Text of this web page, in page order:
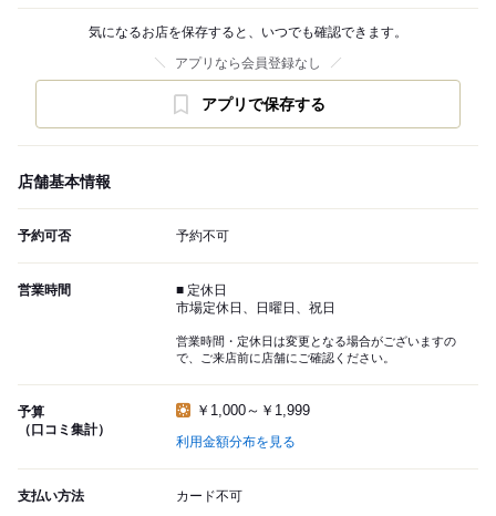
気になるお店を保存すると、いつでも確認できます。
アプリなら会員登録なし
アプリで保存する
店舗基本情報
予約可否 予約不可
営業時間
■ 定休日
市場定休日、日曜日、祝日
営業時間・定休日は変更となる場合がございますの
で、ご来店前に店舗にご確認ください。
予算
（口コミ集計）
￥1,000～￥1,999
利用金額分布を見る
支払い方法 カード不可